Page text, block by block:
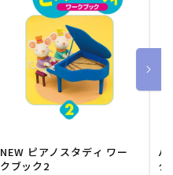
NEW ピアノスタディ ワー
クブック2
バ
ク